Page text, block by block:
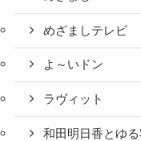
めざましテレビ
よ～いドン
ラヴィット
和田明日香とゆ